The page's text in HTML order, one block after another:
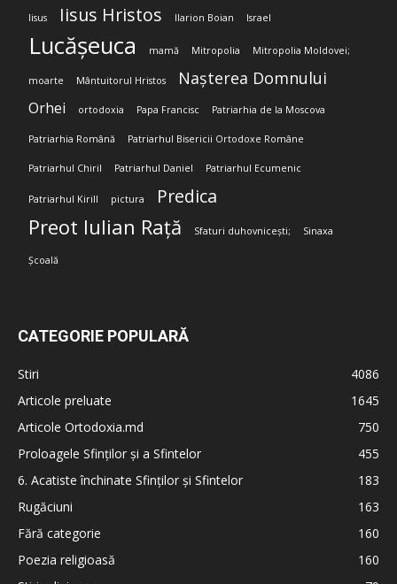
Iisus Iisus Hristos Ilarion Boian Israel
Lucășeuca mamă Mitropolia Mitropolia Moldovei;
moarte Mântuitorul Hristos Nașterea Domnului
Orhei ortodoxia Papa Francisc Patriarhia de la Moscova
Patriarhia Română Patriarhul Bisericii Ortodoxe Române
Patriarhul Chiril Patriarhul Daniel Patriarhul Ecumenic
Patriarhul Kirill pictura Predica
Preot Iulian Rață Sfaturi duhovnicești; Sinaxa
Școală
CATEGORIE POPULARĂ
Stiri
4086
Articole preluate
1645
Articole Ortodoxia.md
750
Proloagele Sfinților și a Sfintelor
455
6. Acatiste închinate Sfinților și Sfintelor
183
Rugăciuni
163
Fără categorie
160
Poezia religioasă
160